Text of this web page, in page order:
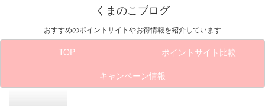
くまのこブログ
おすすめのポイントサイトやお得情報を紹介しています
TOP
ポイントサイト比較
キャンペーン情報